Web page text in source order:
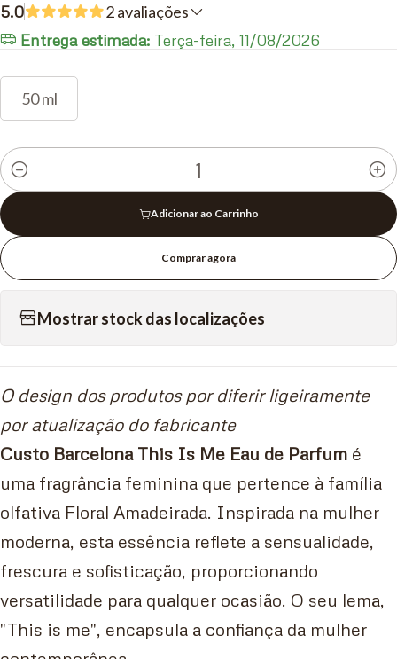
5.0
2 avaliações
Entrega estimada: Terça-feira, 11/08/2026
50 ml
Quantidade
Adicionar ao Carrinho
Comprar agora
Mostrar stock das localizações
O design dos produtos por diferir ligeiramente
por atualização do fabricante
Custo Barcelona This Is Me Eau de Parfum é
uma fragrância feminina que pertence à família
olfativa Floral Amadeirada. Inspirada na mulher
moderna, esta essência reflete a sensualidade,
frescura e sofisticação, proporcionando
versatilidade para qualquer ocasião. O seu lema,
"This is me", encapsula a confiança da mulher